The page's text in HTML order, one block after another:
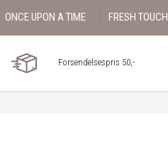
ONCE UPON A TIME FRESH TOUCH
Forsendelsespris 50,-